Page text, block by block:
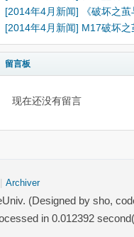
[2014年4月新闻] 《破坏之
[2014年4月新闻] M17破坏
留言板
现在还没有留言
Archiver
(Designed by sho,
in 0.012392